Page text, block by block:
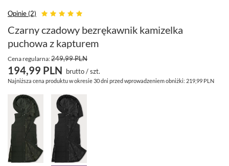
Opinie (2)
Czarny czadowy bezrękawnik kamizelka
puchowa z kapturem
Cena regularna:249,99 PLN
194,99 PLN brutto/szt.
Najniższa cena produktu w okresie 30 dni przed wprowadzeniem obniżki: 219,99 PLN